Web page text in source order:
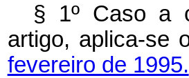
§ 1º Caso a
artigo, aplica-se
fevereiro de 1995.